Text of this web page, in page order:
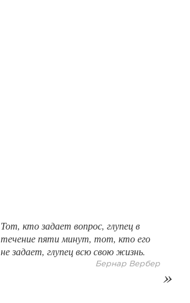
Тот, кто задает вопрос, глупец в
течение пяти минут, тот, кто его
не задает, глупец всю свою жизнь.
Бернар Вербер